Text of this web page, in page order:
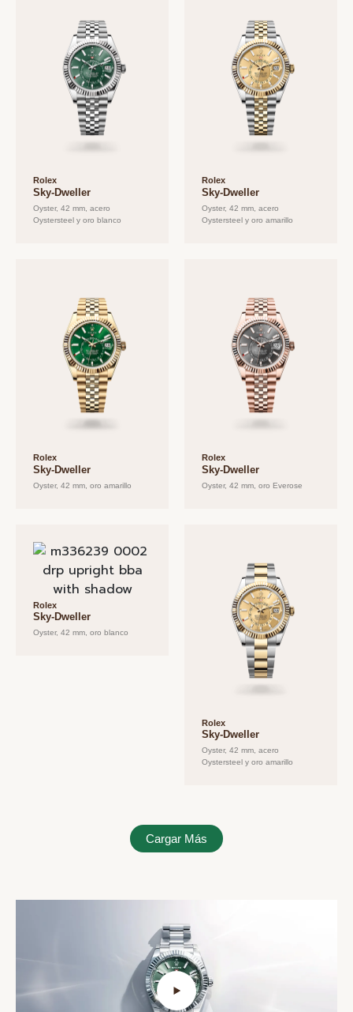
Rolex
Sky-Dweller
Oyster, 42 mm, acero
Oystersteel y oro blanco
Rolex
Sky-Dweller
Oyster, 42 mm, acero
Oystersteel y oro amarillo
Rolex
Sky-Dweller
Oyster, 42 mm, oro amarillo
Rolex
Sky-Dweller
Oyster, 42 mm, oro Everose
Rolex
Sky-Dweller
Oyster, 42 mm, oro blanco
Rolex
Sky-Dweller
Oyster, 42 mm, acero
Oystersteel y oro amarillo
Cargar Más